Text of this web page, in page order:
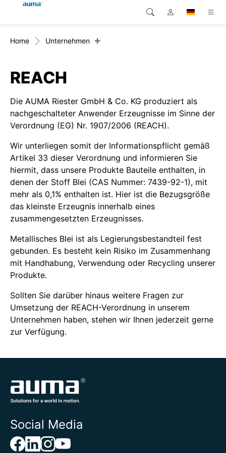
Produkte
Lösungen
Downloads
Service
Karriere
Unternehmen
Kontakt
Global
Europa
Asien und Pazifik
Nordamerika
Suche
Home Unternehmen +
REACH
Die AUMA Riester GmbH & Co. KG produziert als
nachgeschalteter Anwender Erzeugnisse im Sinne der
Verordnung (EG) Nr. 1907/2006 (REACH).
Wir unterliegen somit der Informationspflicht gemäß
Artikel 33 dieser Verordnung und informieren Sie
hiermit, dass unsere Produkte Bauteile enthalten, in
denen der Stoff Blei (CAS Nummer: 7439-92-1), mit
mehr als 0,1% enthalten ist. Hier ist die Bezugsgröße
das kleinste Erzeugnis innerhalb eines
zusammengesetzten Erzeugnisses.
Metallisches Blei ist als Legierungsbestandteil fest
gebunden. Es besteht kein Risiko im Zusammenhang
mit Handhabung, Verwendung oder Recycling unserer
Produkte.
Sollten Sie darüber hinaus weitere Fragen zur
Umsetzung der REACH-Verordnung in unserem
Unternehmen haben, stehen wir Ihnen jederzeit gerne
zur Verfügung.
Social Media